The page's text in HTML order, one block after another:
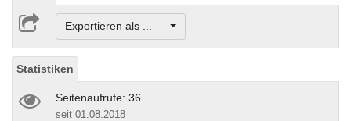
Exportieren als ...
Statistiken
Seitenaufrufe: 36
seit 01.08.2018